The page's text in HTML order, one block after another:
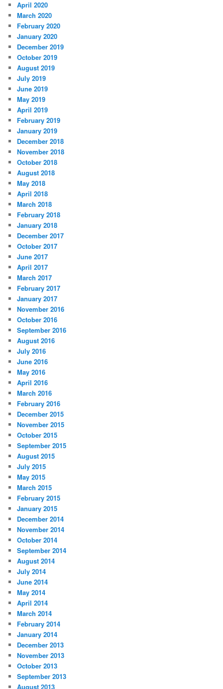
April 2020
March 2020
February 2020
January 2020
December 2019
October 2019
August 2019
July 2019
June 2019
May 2019
April 2019
February 2019
January 2019
December 2018
November 2018
October 2018
August 2018
May 2018
April 2018
March 2018
February 2018
January 2018
December 2017
October 2017
June 2017
April 2017
March 2017
February 2017
January 2017
November 2016
October 2016
September 2016
August 2016
July 2016
June 2016
May 2016
April 2016
March 2016
February 2016
December 2015
November 2015
October 2015
September 2015
August 2015
July 2015
May 2015
March 2015
February 2015
January 2015
December 2014
November 2014
October 2014
September 2014
August 2014
July 2014
June 2014
May 2014
April 2014
March 2014
February 2014
January 2014
December 2013
November 2013
October 2013
September 2013
August 2013